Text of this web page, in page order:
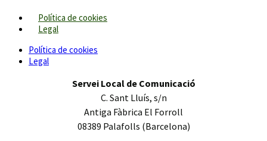
Política de cookies
Legal
Política de cookies
Legal
Servei Local de Comunicació
C. Sant Lluís, s/n
Antiga Fàbrica El Forroll
08389 Palafolls (Barcelona)